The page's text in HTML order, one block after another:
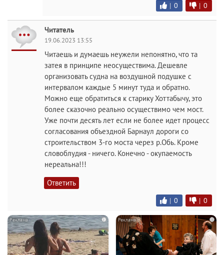
| 0 | 0
Читатель
19.06.2023 13:55
Читаешь и думаешь неужели непонятно, что та
затея в принципе неосуществима. Дешевле
организовать судна на воздушной подушке с
интервалом каждые 5 минут туда и обратно.
Можно еще обратиться к старику Хоттабычу, это
более сказочно реально осуществимо чем мост.
Уже почти десять лет если не более идет процесс
согласования объездной Барнаул дороги со
строительством 3-го моста через р.Обь. Кроме
словоблудия - ничего. Конечно - окупаемость
нереальна!!!
Ответить
| 0 | 0
i i